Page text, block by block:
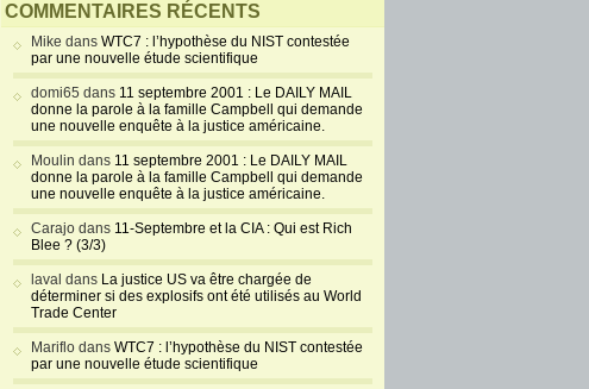
COMMENTAIRES RÉCENTS
Mike dans WTC7 : l’hypothèse du NIST contestée
par une nouvelle étude scientifique
domi65 dans 11 septembre 2001 : Le DAILY MAIL
donne la parole à la famille Campbell qui demande
une nouvelle enquête à la justice américaine.
Moulin dans 11 septembre 2001 : Le DAILY MAIL
donne la parole à la famille Campbell qui demande
une nouvelle enquête à la justice américaine.
Carajo dans 11-Septembre et la CIA : Qui est Rich
Blee ? (3/3)
laval dans La justice US va être chargée de
déterminer si des explosifs ont été utilisés au World
Trade Center
Mariflo dans WTC7 : l’hypothèse du NIST contestée
par une nouvelle étude scientifique